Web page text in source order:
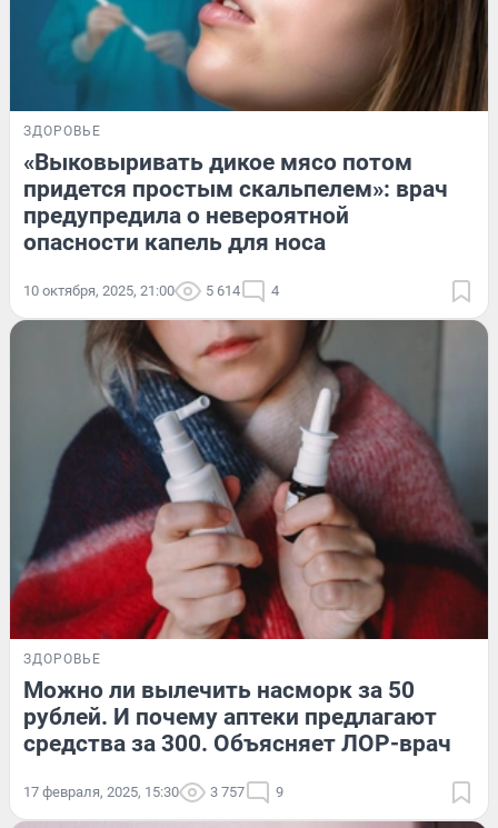
ЗДОРОВЬЕ
«Выковыривать дикое мясо потом
придется простым скальпелем»: врач
предупредила о невероятной
опасности капель для носа
10 октября, 2025, 21:00 5 614 4
ЗДОРОВЬЕ
Можно ли вылечить насморк за 50
рублей. И почему аптеки предлагают
средства за 300. Объясняет ЛОР-врач
17 февраля, 2025, 15:30 3 757 9